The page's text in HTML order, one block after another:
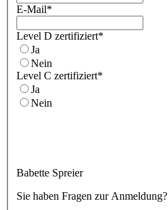
E-Mail*
Level D zertifiziert*
Ja
Nein
Level C zertifiziert*
Ja
Nein
Babette Spreier
Sie haben Fragen zur Anmeldung?